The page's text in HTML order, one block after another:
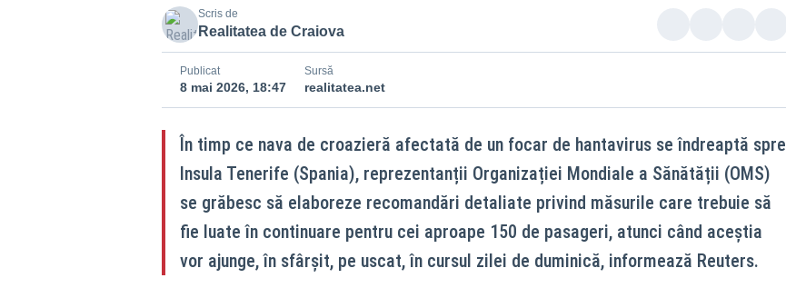
Scris de
Realitatea de Craiova
Publicat
8 mai 2026, 18:47
Sursă
realitatea.net
În timp ce nava de croazieră afectată de un focar de hantavirus se îndreaptă spre
Insula Tenerife (Spania), reprezentanții Organizației Mondiale a Sănătății (OMS)
se grăbesc să elaboreze recomandări detaliate privind măsurile care trebuie să
fie luate în continuare pentru cei aproape 150 de pasageri, atunci când aceștia
vor ajunge, în sfârșit, pe uscat, în cursul zilei de duminică, informează Reuters.